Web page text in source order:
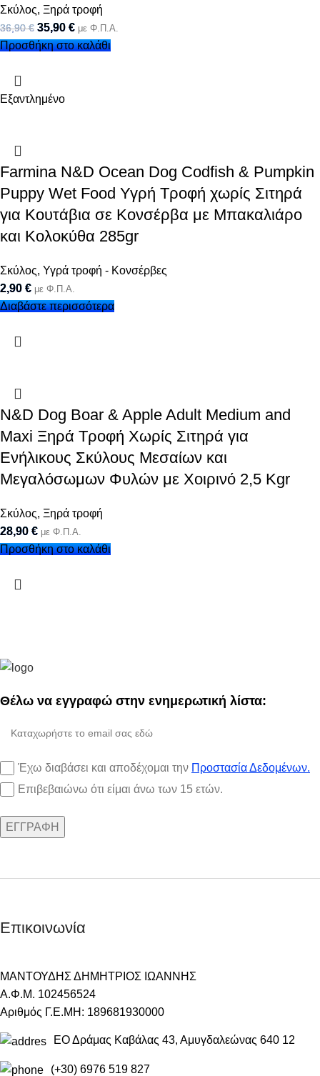
Σκύλος, Ξηρά τροφή
36,90€ 35,90 € με Φ.Π.Α.
Προσθήκη στο καλάθι
Εξαντλημένο
Farmina N&D Ocean Dog Codfish & Pumpkin
Puppy Wet Food Υγρή Τροφή χωρίς Σιτηρά
για Κουτάβια σε Κονσέρβα με Μπακαλιάρο
και Κολοκύθα 285gr
Σκύλος, Υγρά τροφή - Κονσέρβες
2,90 € με Φ.Π.Α.
Διαβάστε περισσότερα
N&D Dog Boar & Apple Adult Medium and
Maxi Ξηρά Τροφή Χωρίς Σιτηρά για
Ενήλικους Σκύλους Μεσαίων και
Μεγαλόσωμων Φυλών με Χοιρινό 2,5 Kgr
Σκύλος, Ξηρά τροφή
28,90 € με Φ.Π.Α.
Προσθήκη στο καλάθι
Θέλω να εγγραφώ στην ενημερωτική λίστα:
Έχω διαβάσει και αποδέχομαι την Προστασία Δεδομένων.
Επιβεβαιώνω ότι είμαι άνω των 15 ετών.
Επικοινωνία
ΜΑΝΤΟΥΔΗΣ ΔΗΜΗΤΡΙΟΣ ΙΩΑΝΝΗΣ
Α.Φ.Μ. 102456524
Αριθμός Γ.Ε.ΜΗ: 189681930000
ΕΟ Δράμας Καβάλας 43, Αμυγδαλεώνας 640 12
(+30) 6976 519 827